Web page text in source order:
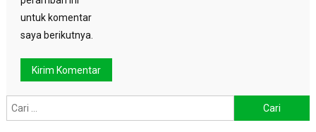
untuk komentar
saya berikutnya.
untuk: